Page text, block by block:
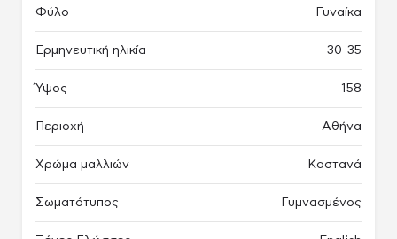
Φύλο Γυναίκα
Ερμηνευτική ηλικία 30-35
Ύψος 158
Περιοχή Αθήνα
Χρώμα μαλλιών Καστανά
Σωματότυπος Γυμνασμένος